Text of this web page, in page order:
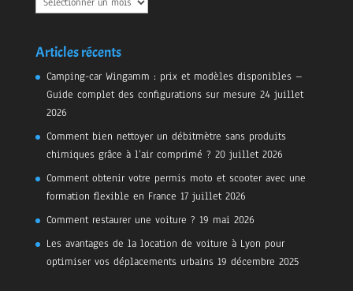
Articles récents
Camping-car Wingamm : prix et modèles disponibles –
Guide complet des configurations sur mesure 24 juillet
2026
Comment bien nettoyer un débitmètre sans produits
chimiques grâce à l’air comprimé ? 20 juillet 2026
Comment obtenir votre permis moto et scooter avec une
formation flexible en France 17 juillet 2026
Comment restaurer une voiture ? 19 mai 2026
Les avantages de la location de voiture à Lyon pour
optimiser vos déplacements urbains 19 décembre 2025